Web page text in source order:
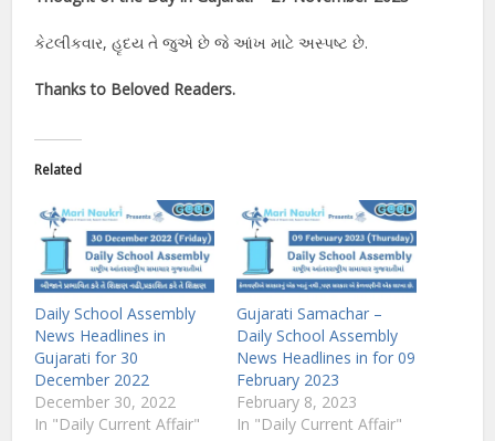
કેટલીકવાર, હૃદય તે જુએ છે જે આંખ માટે અસ્પષ્ટ છે.
Thanks to Beloved Readers.
Related
Daily School Assembly
News Headlines in
Gujarati for 30
December 2022
December 30, 2022
In "Daily Current Affair"
Gujarati Samachar –
Daily School Assembly
News Headlines in for 09
February 2023
February 8, 2023
In "Daily Current Affair"